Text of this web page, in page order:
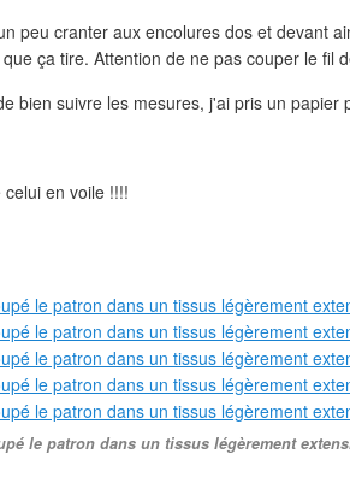
peu cranter aux encolures dos et devant
ça tire. Attention de ne pas couper le fil
bien suivre les mesures, j'ai pris un papier
en voile !!!!
le patron dans un tissus légèrement